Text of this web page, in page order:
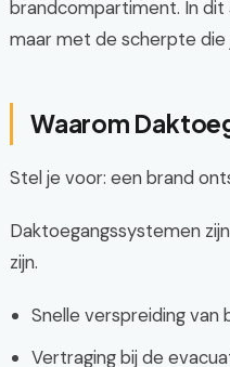
brandcompartiment. In dit
maar met de scherpte die
Waarom
Stel je voor: een brand
Daktoegangssystemen
zijn.
Snelle verspreiding van
Vertraging bij de